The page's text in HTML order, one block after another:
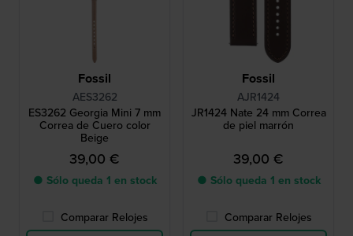
Fossil
AES3262
ES3262 Georgia Mini 7 mm
Correa de Cuero color
Beige
39,00 €
● Sólo queda 1 en stock
Comparar Relojes
Fossil
AJR1424
JR1424 Nate 24 mm Correa
de piel marrón
39,00 €
● Sólo queda 1 en stock
Comparar Relojes